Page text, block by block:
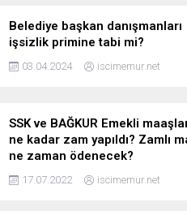
Belediye başkan danışmanları
işsizlik primine tabi mi?
03.04.2024 iscimemur.net
SSK ve BAĞKUR Emekli
ne kadar zam yapıldı? Zamlı
ne zaman ödenecek?
17.07.2022 iscimemur.net